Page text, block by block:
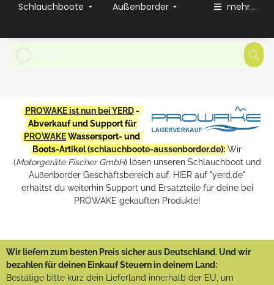
Schlauchboote Außenborder mehr...
PROWAKE ist nun bei YERD-
Abverkauf und Support für
PROWAKEWassersport- und
Boots-Artikel (schlauchboote-aussenborder.de): Wir
(Motorgeräte Fischer GmbH) lösen unseren Schlauchboot und
Außenborder Geschäftsbereich auf. HIER auf "yerd.de"
erhältst du weiterhin Support und Ersatzteile für deine bei
PROWAKE gekauften Produkte!
Wir liefern zum besten Preis sicher aus Deutschland. Und wir
bezahlen für deinen Einkauf Steuern in deinem Land:
Bestätige bitte kurz dein Lieferland innerhalb der EU, um